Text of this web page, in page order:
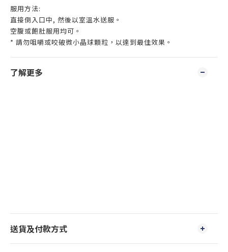
服用方法:
直接倒入口中, 然後以室溫水送服。
空腹或飽肚服用均可。
* 請勿咀嚼或咬破微小晶球顆粒，以達到最佳效果。
了解更多
送貨及付款方式